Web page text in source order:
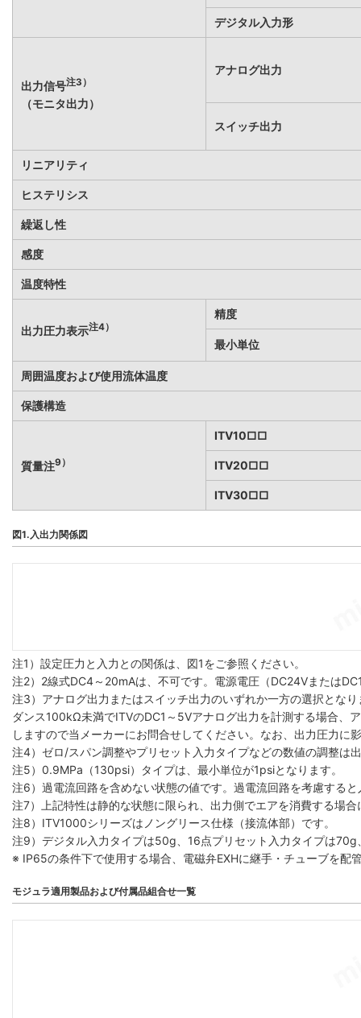
デジタル入力形
出力信号注3）
（モニタ出力）
アナログ出力
スイッチ出力
リニアリティ
ヒステリシス
繰返し性
感度
温度特性
出力圧力表示注4）
精度
最小単位
周囲温度および使用流体温度
保護構造
質量注9）
ITV10□□
ITV20□□
ITV30□□
図1.入出力関係図
注1）設定圧力と入力との関係は、図1をご参照ください。
注2）2線式DC4～20mAは、不可です。電源電圧（DC24Vまたは
注3）アナログ出力またはスイッチ出力のいずれか一方の選択とな
ダンス100kΩ未満でITVのDC1～5Vアナログ出力を計測する場合、
しますので当メーカーにお問合せしてください。なお、出力圧力に
注4）ゼロ/スパン調整やプリセット入力タイプなどの数値の調整
注5）0.9MPa（130psi）タイプは、最小単位が1psiとなります。
注6）過電流回路を含めない状態の値です。過電流回路を考慮する
注7）上記特性は静的な状態に限られ、出力側でエアを消費する場
注8）ITV1000シリーズはノングリース仕様（接流体部）です。
注9）デジタル入力タイプは50g、16点プリセット入力タイプは70g
※ IP65の条件下で使用する場合、電磁弁EXHに継手・チューブを配
モジュラ適用製品および付属品組合せ一覧